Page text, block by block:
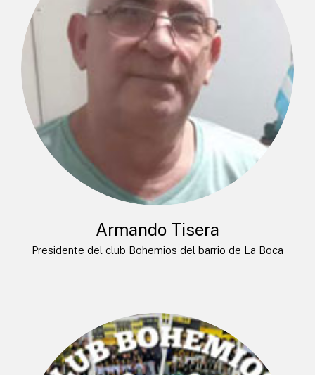
Armando Tisera
Presidente del club Bohemios del barrio de La Boca